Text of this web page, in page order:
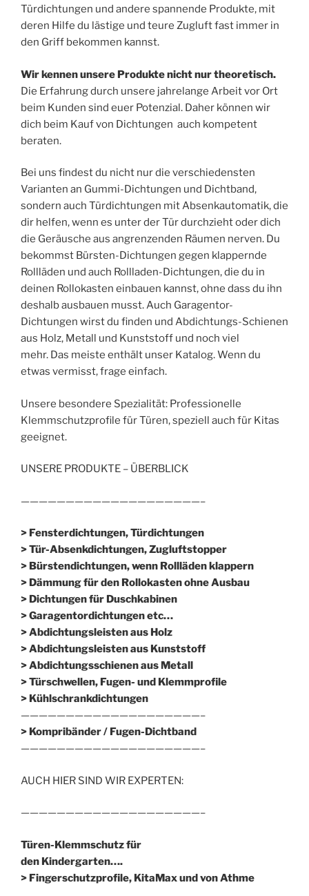
Türdichtungen und andere spannende Produkte, mit
deren Hilfe du lästige und teure Zugluft fast immer in
den Griff bekommen kannst.
Wir kennen unsere Produkte nicht nur theoretisch.
Die Erfahrung durch unsere jahrelange Arbeit vor Ort
beim Kunden sind euer Potenzial. Daher können wir
dich beim Kauf von Dichtungen auch kompetent
beraten.
Bei uns findest du nicht nur die verschiedensten
Varianten an Gummi-Dichtungen und Dichtband,
sondern auch Türdichtungen mit Absenkautomatik, die
dir helfen, wenn es unter der Tür durchzieht oder dich
die Geräusche aus angrenzenden Räumen nerven. Du
bekommst Bürsten-Dichtungen gegen klappernde
Rollläden und auch Rollladen-Dichtungen, die du in
deinen Rollokasten einbauen kannst, ohne dass du ihn
deshalb ausbauen musst. Auch Garagentor-
Dichtungen wirst du finden und Abdichtungs-Schienen
aus Holz, Metall und Kunststoff und noch viel
mehr. Das meiste enthält unser Katalog. Wenn du
etwas vermisst, frage einfach.
Unsere besondere Spezialität: Professionelle
Klemmschutzprofile für Türen, speziell auch für Kitas
geeignet.
UNSERE PRODUKTE – ÜBERBLICK
————————————————————–
> Fensterdichtungen, Türdichtungen
> Tür-Absenkdichtungen, Zugluftstopper
> Bürstendichtungen, wenn Rollläden klappern
> Dämmung für den Rollokasten ohne Ausbau
> Dichtungen für Duschkabinen
> Garagentordichtungen etc…
> Abdichtungsleisten aus Holz
> Abdichtungsleisten aus Kunststoff
> Abdichtungsschienen aus Metall
> Türschwellen, Fugen- und Klemmprofile
> Kühlschrankdichtungen
————————————————————–
> Kompribänder / Fugen-Dichtband
————————————————————–
AUCH HIER SIND WIR EXPERTEN:
————————————————————–
Türen-Klemmschutz für
den Kindergarten….
> Fingerschutzprofile, KitaMax und von Athme